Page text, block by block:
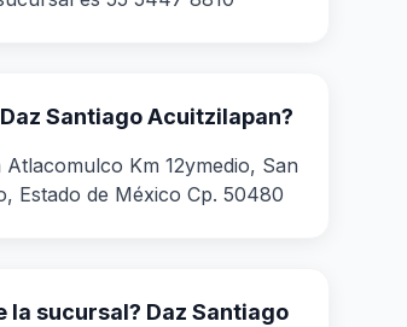
Santiago Acuitzilapan?
Km 12ymedio, San
Estado de México Cp. 50480
la sucursal? Daz Santiago